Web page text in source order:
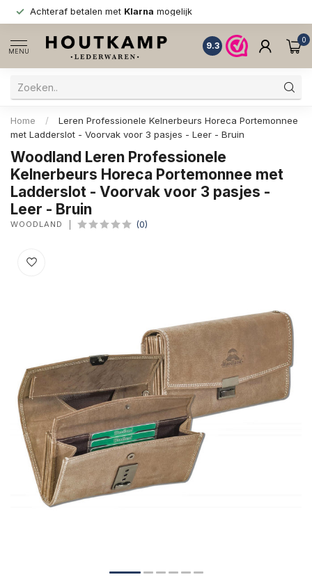
Achteraf betalen met Klarna mogelijk
MENU
9.3
0
Home /
Leren Professionele Kelnerbeurs Horeca Portemonnee
met Ladderslot - Voorvak voor 3 pasjes - Leer - Bruin
Woodland Leren Professionele
Kelnerbeurs Horeca Portemonnee met
Ladderslot - Voorvak voor 3 pasjes -
Leer - Bruin
WOODLAND (0)